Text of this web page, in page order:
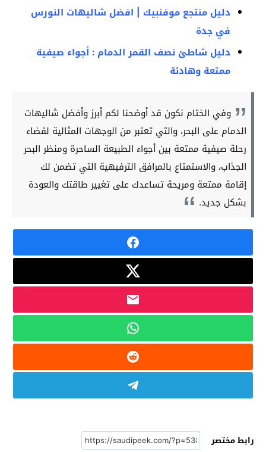
دليل منتجع موفنبيك | افضل شاليهات النورس
في جدة
دليل شاطئ نصف القمر الدمام : أجواء صيفية
ممتعة وهادئة
وفي الختام نكون قد أوضحنا لكم أبرز وأفضل شاليهات
الدمام على البحر، والتي تعتبر من الوجهات المثالية لقضاء
رحلة صيفية ممتعة بين أجواء الطبيعة الساحرة ومنظر البحر
الجذاب، والاستمتاع بالمرافق الترفيهية التي تضمن لك
إقامة ممتعة ومريحة تساعدك على تغيير طاقتك والعودة
بشكل جديد.
رابط مختصر